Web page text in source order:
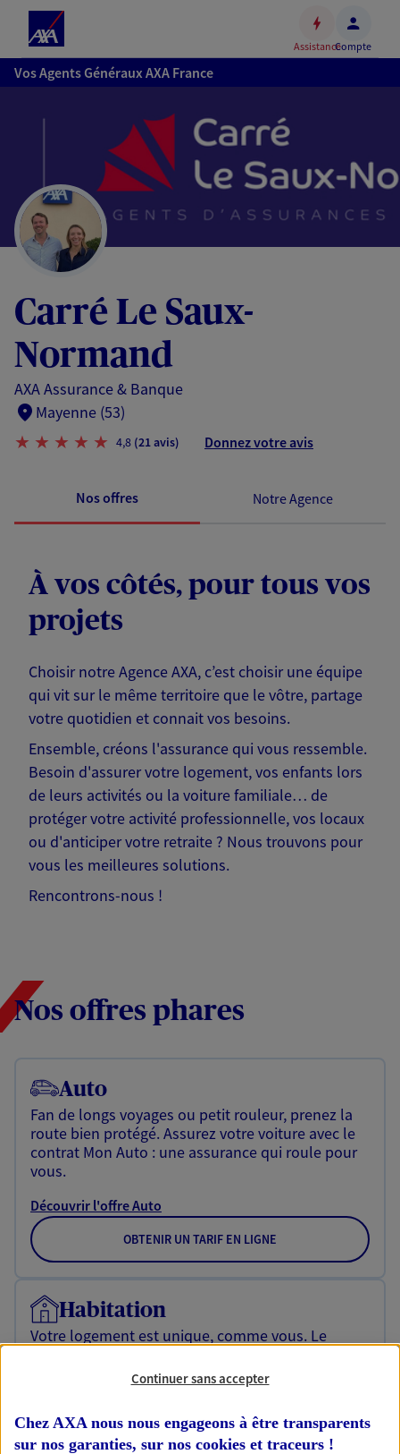
Accéder
au
principal
Accéder
au
pied
page
AssistanceCompte
Vos Agents Généraux AXA France
Carré Le Saux-
Normand
AXA Assurance & Banque
Mayenne (53)
4,8 (21 avis) Donnez votre avis
Nos offres Notre Agence
À vos côtés, pour tous vos
projets
Choisir notre Agence AXA, c’est choisir une équipe
qui vit sur le même territoire que le vôtre, partage
votre quotidien et connait vos besoins.
Ensemble, créons l'assurance qui vous ressemble.
Besoin d'assurer votre logement, vos enfants lors
de leurs activités ou la voiture familiale… de
protéger votre activité professionnelle, vos locaux
ou d'anticiper votre retraite ? Nous trouvons pour
vous les meilleures solutions.
Rencontrons-nous !
Nos offres phares
Auto
Fan de longs voyages ou petit rouleur, prenez la
route bien protégé. Assurez votre voiture avec le
contrat Mon Auto : une assurance qui roule pour
vous.
Découvrir l'offre Auto
OBTENIR UN TARIF EN LIGNE
Habitation
Votre logement est unique, comme vous. Le
protégeant ce qui vous tient à coeur.
OBTENIR UN TARIF EN LIGNE
Continuer sans accepter
Chez AXA nous nous engageons à être transparents
sur nos garanties, sur nos cookies et traceurs !